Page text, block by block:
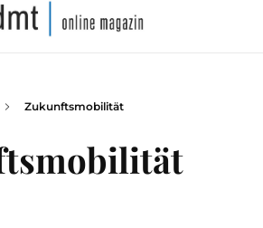
Zukunftsmobilität